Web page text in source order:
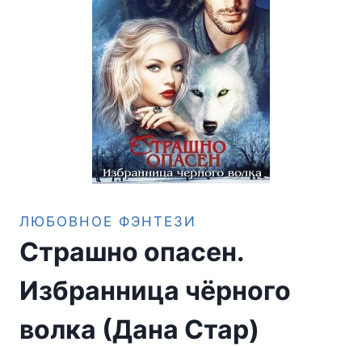
ЛЮБОВНОЕ ФЭНТЕЗИ
Страшно опасен.
Избранница чёрного
волка (Дана Стар)